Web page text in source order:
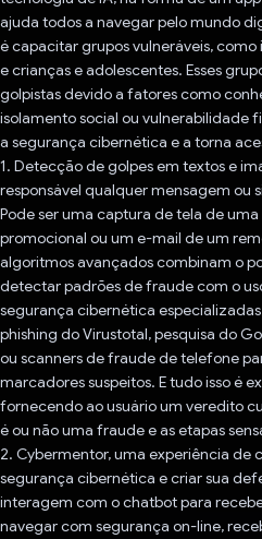
ajuda todos a navegar pelo mundo
é capacitar grupos vulneráveis,
e crianças e adolescentes. Esses
golpistas devido a fatores como
isolamento social ou vulnerabilidade
a segurança cibernética e a torna
1. Detecção de golpes em textos e
responsável qualquer mensagem ou
Pode ser uma captura de tela de
promocional ou um e-mail de um
algoritmos avançados combinam o
detectar padrões de fraude com o
segurança cibernética
phishing do Virustotal, pesquisa do
ou scanners de fraude de telefone
marcadores suspeitos. E tudo isso é
fornecendo ao usuário um veredito
é ou não uma fraude e as etapas
2. Cybermentor, uma experiência de
segurança cibernética e criar sua
interagem com o chatbot para
navegar com segurança on-line,